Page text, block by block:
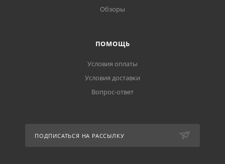
Обзоры
ПОМОЩЬ
Условия оплаты
Условия доставки
Вопрос-ответ
ПОДПИСАТЬСЯ НА РАССЫЛКУ